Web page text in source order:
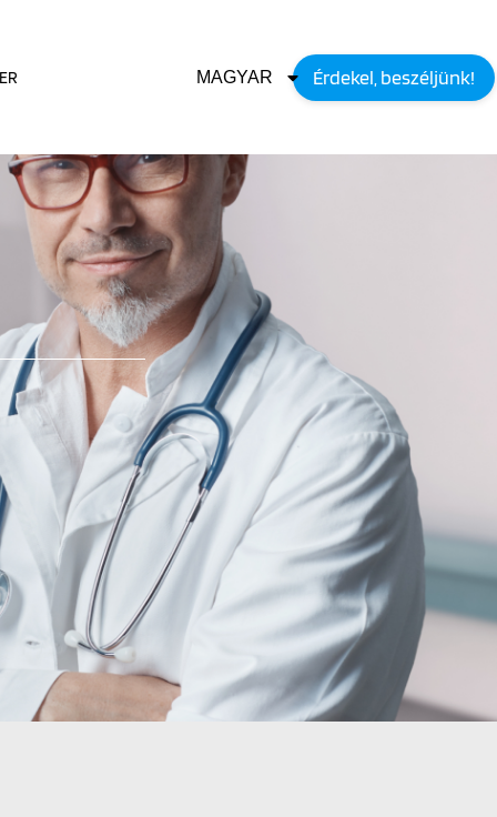
MAGYAR Érdekel, beszéljünk!